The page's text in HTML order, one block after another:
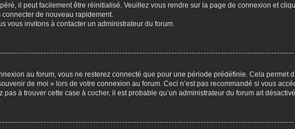
il peut facilement être réinitialisé. Veuillez vous rendre sur la page de connexion et
de nouveau rapidement.
vous invitons à contacter un administrateur du forum.
au forum, vous ne resterez connecté que pour une période prédéfinie. Cela permet
de moi » lors de votre connexion au forum. Ceci n’est pas recommandé si vous
à trouver cette case à cocher, il est probable qu’un administrateur du forum ait